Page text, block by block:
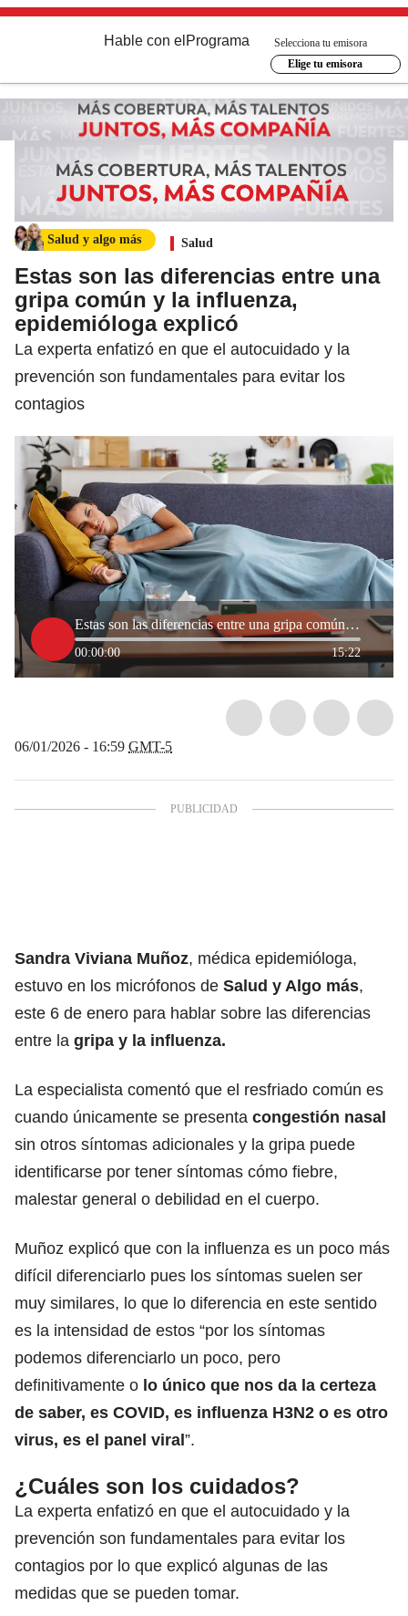
Hable con el Programa
Selecciona tu emisora
Elige tu emisora
Salud y algo más Salud
Estas son las diferencias entre una
gripa común y la influenza,
epidemióloga explicó
La experta enfatizó en que el autocuidado y la
prevención son fundamentales para evitar los
contagios
Estas son las diferencias entre una gripa común y la influenza, epidemióloga explicó
00:00:00 15:22
06/01/2026 - 16:59 GMT-5
Sandra Viviana Muñoz, médica epidemióloga,
estuvo en los micrófonos de Salud y Algo más,
este 6 de enero para hablar sobre las diferencias
entre la gripa y la influenza.
La especialista comentó que el resfriado común es
cuando únicamente se presenta congestión nasal
sin otros síntomas adicionales y la gripa puede
identificarse por tener síntomas cómo fiebre,
malestar general o debilidad en el cuerpo.
Muñoz explicó que con la influenza es un poco más
difícil diferenciarlo pues los síntomas suelen ser
muy similares, lo que lo diferencia en este sentido
es la intensidad de estos “por los síntomas
podemos diferenciarlo un poco, pero
definitivamente o lo único que nos da la certeza
de saber, es COVID, es influenza H3N2 o es otro
virus, es el panel viral”.
¿Cuáles son los cuidados?
La experta enfatizó en que el autocuidado y la
prevención son fundamentales para evitar los
contagios por lo que explicó algunas de las
medidas que se pueden tomar.